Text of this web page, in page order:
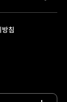
tv
침